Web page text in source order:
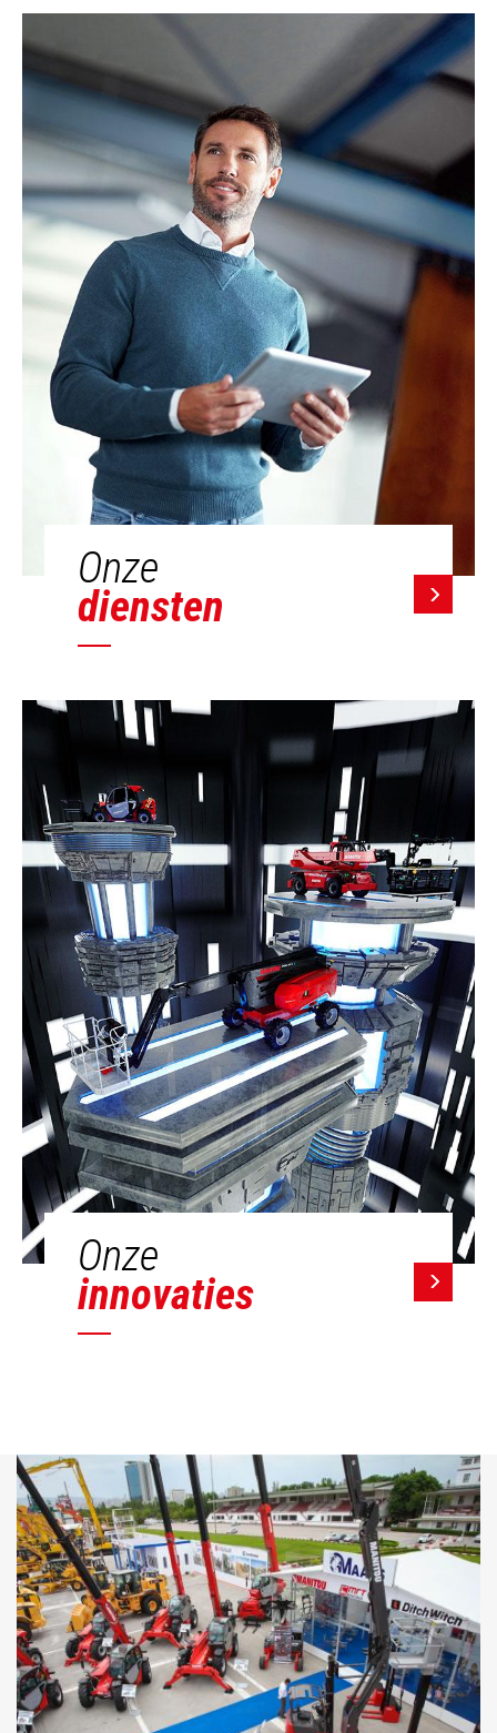
Onze
diensten
Onze
innovaties